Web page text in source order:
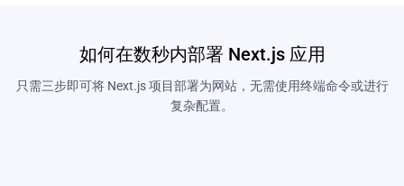
如何在数秒内部署 Next.js 应用
只需三步即可将 Next.js 项目部署为网站，无需使用终端命令或进行
复杂配置。